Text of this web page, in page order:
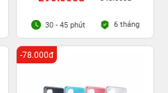
30 - 45 phút 6 tháng
-78.000đ